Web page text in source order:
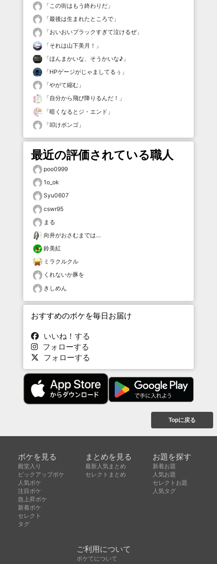
「この街はもう終わりだ 」
「最後は生まれたところで 」
「おいおいブラックすぎて泣けるぜ」
「それは山下美月！ 」
「ほんまかいな、そうかいな♪ 」
「HPゲージがじゃましてるぅ 」
「やがて縮む 」
「自分から飛び降りるんだ！ 」
「暗くなるとジ・エンド 」
「叩けボンゴ 」
最近の評価されている職人
poo0999
1o_ok
Syu0607
cswr95
まる
向井がおさむまでは…
鈴美紅
ミラクルクル
くれないか豚を
きしめん
おすすめのボケを毎日お届け
いいね！する
フォローする
フォローする
Topに戻る
ボケを見る
殿堂入り
ピックアップボケ
人気ボケ
注目ボケ
急上昇ボケ
新着ボケ
セレクト
タグ
まとめを見る
最新人気まとめ
セレクトまとめ
お題を探す
新着お題
人気お題
セレクトお題
人気タグ
ご利用について
ボケてについて